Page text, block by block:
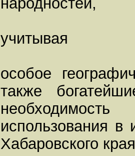
учитывая
особое
также
использования в
Хабаровского